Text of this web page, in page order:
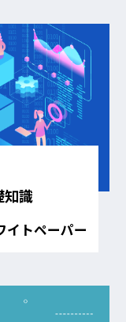
知識
イトペーパー